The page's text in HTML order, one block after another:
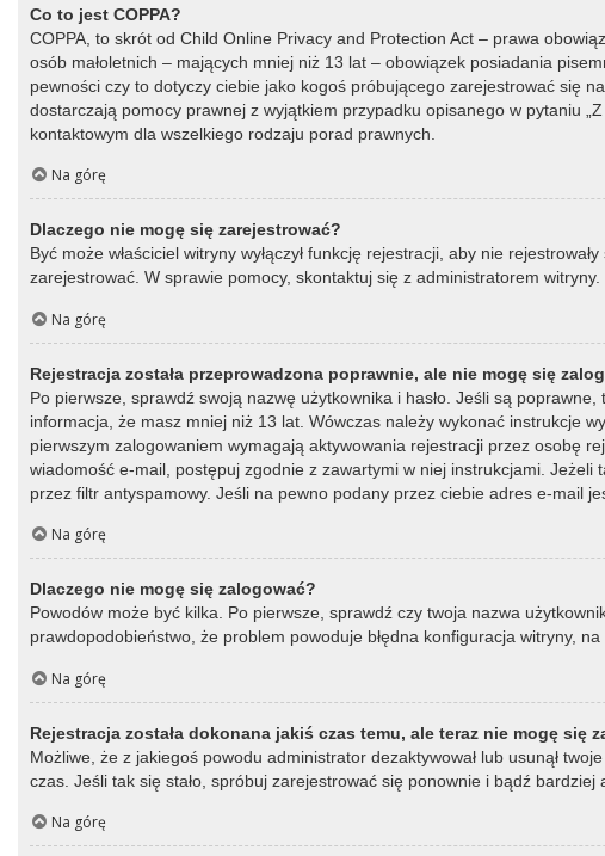
Co to jest COPPA?
COPPA, to skrót od Child Online Privacy and Protection Act – prawa
osób małoletnich – mających mniej niż 13 lat – obowiązek posiadania
pewności czy to dotyczy ciebie jako kogoś próbującego zarejestrować się
dostarczają pomocy prawnej z wyjątkiem przypadku opisanego w pytaniu
kontaktowym dla wszelkiego rodzaju porad prawnych.
Na górę
Dlaczego nie mogę się zarejestrować?
Być może właściciel witryny wyłączył funkcję rejestracji, aby nie
zarejestrować. W sprawie pomocy, skontaktuj się z administratorem witryny.
Na górę
Rejestracja została przeprowadzona poprawnie, ale nie mogę się
Po pierwsze, sprawdź swoją nazwę użytkownika i hasło. Jeśli są
informacja, że masz mniej niż 13 lat. Wówczas należy wykonać instrukcje
pierwszym zalogowaniem wymagają aktywowania rejestracji przez osobę
wiadomość e-mail, postępuj zgodnie z zawartymi w niej instrukcjami. Jeżeli
przez filtr antyspamowy. Jeśli na pewno podany przez ciebie adres e-mail
Na górę
Dlaczego nie mogę się zalogować?
Powodów może być kilka. Po pierwsze, sprawdź czy twoja nazwa
prawdopodobieństwo, że problem powoduje błędna konfiguracja witryny,
Na górę
Rejestracja została dokonana jakiś czas temu, ale teraz nie mogę się
Możliwe, że z jakiegoś powodu administrator dezaktywował lub usunął
czas. Jeśli tak się stało, spróbuj zarejestrować się ponownie i bądź
Na górę